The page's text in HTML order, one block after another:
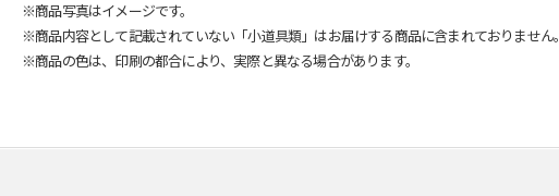
※商品写真はイメージです。
※商品内容として記載されていない「小道具類」はお届けする商品に含まれておりません。
※商品の色は、印刷の都合により、実際と異なる場合があります。